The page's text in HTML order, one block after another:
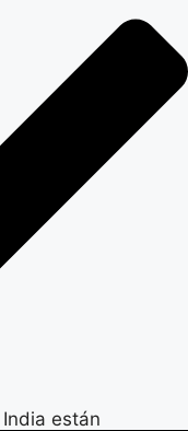
están